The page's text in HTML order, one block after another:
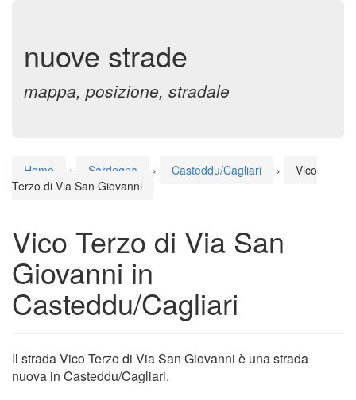
nuove strade
mappa, posizione, stradale
Home › Sardegna › Casteddu/Cagliari ›
Vico
Terzo di Via San Giovanni
Vico Terzo di Via San
Giovanni in
Casteddu/Cagliari
Il strada Vico Terzo di Via San Giovanni è una strada
nuova in Casteddu/Cagliari.